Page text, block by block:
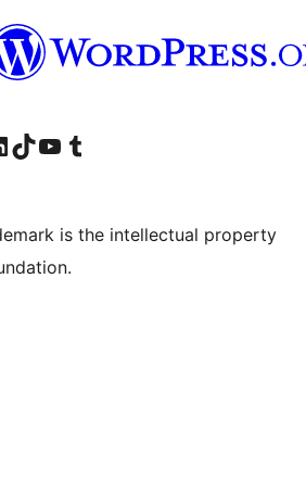
द्या आमच्या टिकटॉक अकाउंटला भेट द्या.आमच्या यूट्यूब चॅनेलला भेट द्या आमच्या टंबलर खात्याला भेट द्या.
is the intellectual property